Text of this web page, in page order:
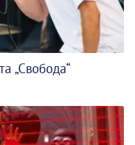
„Свобода“